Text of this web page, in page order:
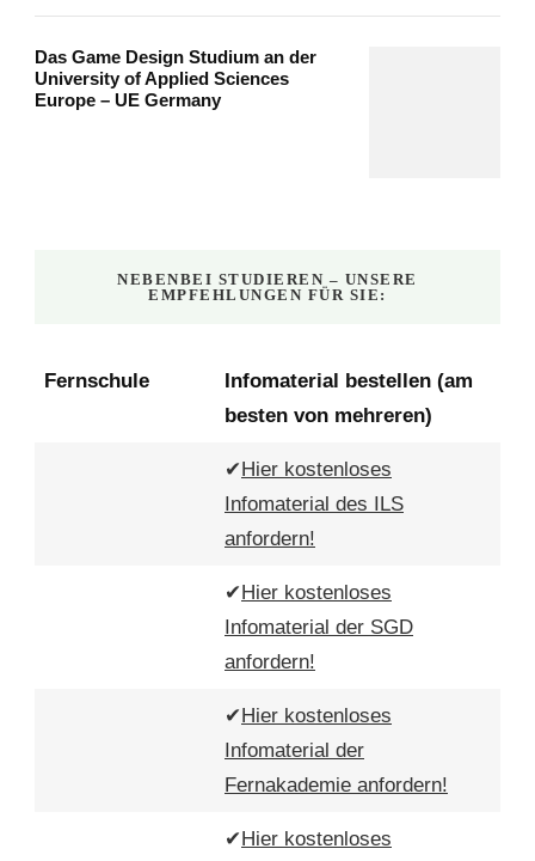
Das Game Design Studium an der
University of Applied Sciences
Europe – UE Germany
NEBENBEI STUDIEREN – UNSERE
EMPFEHLUNGEN FÜR SIE:
Fernschule
Infomaterial bestellen (am
besten von mehreren)
✔Hier kostenloses
Infomaterial des ILS
anfordern!
✔Hier kostenloses
Infomaterial der SGD
anfordern!
✔Hier kostenloses
Infomaterial der
Fernakademie anfordern!
✔Hier kostenloses